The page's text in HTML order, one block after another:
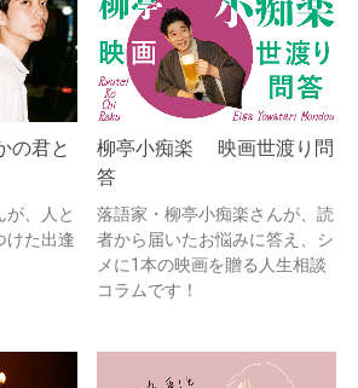
の君と
が、人と
けた出逢
柳亭小痴楽 映画世渡り問
答
落語家・柳亭小痴楽さんが、読
者から届いたお悩みに答え、シ
メに1本の映画を贈る人生相談
コラムです！